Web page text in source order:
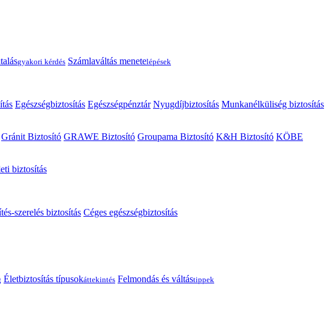
gyakori kérdés Számlaváltás menetelépések
Egészségbiztosítás Egészségpénztár Nyugdíjbiztosítás Munkanélküliség biztosítás
Gránit Biztosító GRAWE Biztosító Groupama Biztosító K&H Biztosító KÖBE
biztosítás
szerelés biztosítás Céges egészségbiztosítás
Életbiztosítás típusokáttekintés Felmondás és váltástippek